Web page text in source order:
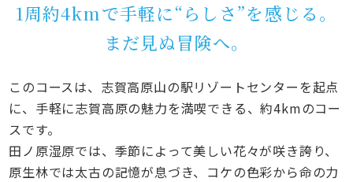
1周約4kmで手軽に“らしさ”を感じる。
まだ見ぬ冒険へ。
このコースは、志賀高原山の駅リゾートセンターを起点
に、手軽に志賀高原の魅力を満喫できる、約4kmのコー
スです。
田ノ原湿原では、季節によって美しい花々が咲き誇り、
原生林では太古の記憶が息づき、コケの色彩から命の力